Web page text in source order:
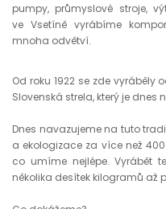
pumpy, průmyslové stroje,
ve Vsetíně vyrábíme
mnoha odvětví.
Od roku 1922 se zde
Slovenská strela, který je
Dnes navazujeme na tuto
a ekologizace za více než
co umíme nejlépe. Vyrábět
několika desítek kilogramů až